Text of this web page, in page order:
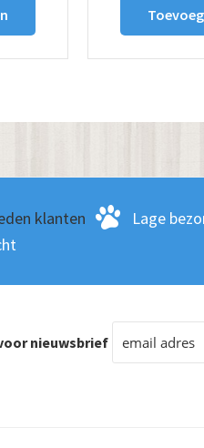
klanten Lage
nieuwsbrief